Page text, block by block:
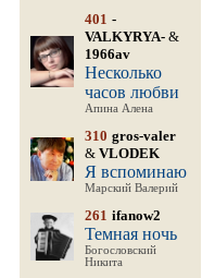
401 -
VALKYRYA- &
1966av
Несколько
часов любви
Апина Алена
310 gros-valer
& VLODEK
Я вспоминаю
Марский Валерий
261 ifanow2
Темная ночь
Богословский
Никита